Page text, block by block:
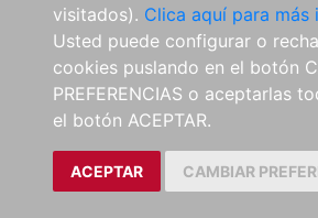
visitados). Clica aquí para más
Usted puede configurar o
cookies puslando en el botón
PREFERENCIAS o aceptarlas
el botón ACEPTAR.
ACEPTAR CAMBIAR